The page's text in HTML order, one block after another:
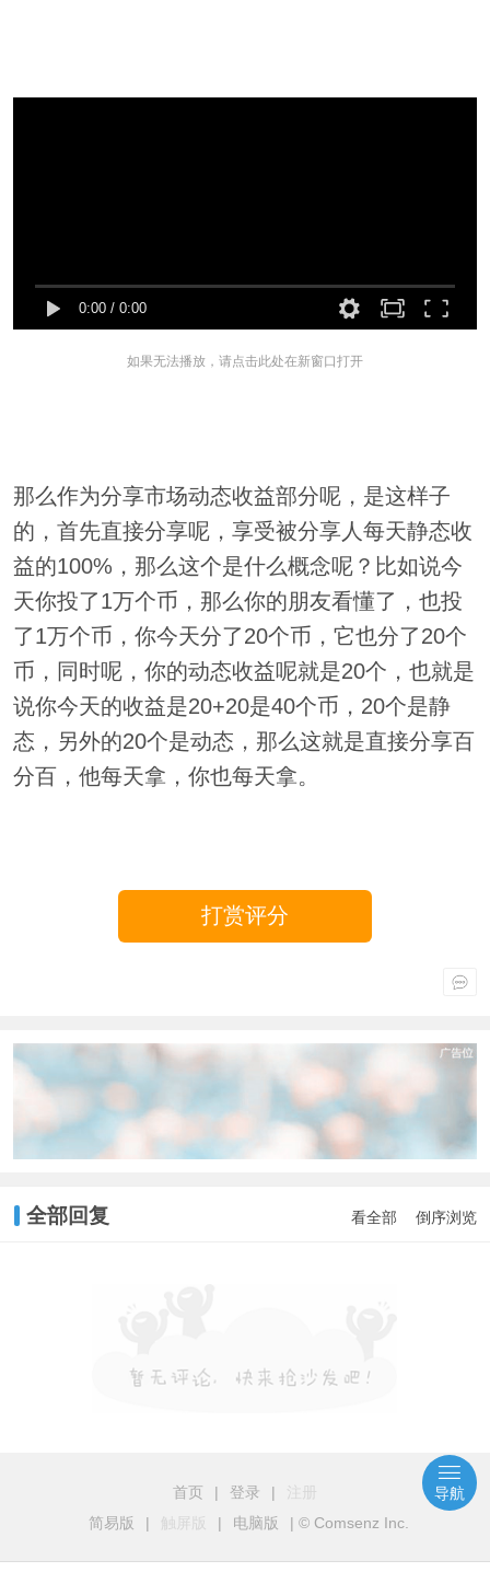
0:00/ 0:00
如果无法播放，请点击此处在新窗口打开
那么作为分享市场动态收益部分呢，是这样子
的，首先直接分享呢，享受被分享人每天静态收
益的100%，那么这个是什么概念呢？比如说今
天你投了1万个币，那么你的朋友看懂了，也投
了1万个币，你今天分了20个币，它也分了20个
币，同时呢，你的动态收益呢就是20个，也就是
说你今天的收益是20+20是40个币，20个是静
态，另外的20个是动态，那么这就是直接分享百
分百，他每天拿，你也每天拿。
打赏评分
全部回复 看全部 倒序浏览
首页 | 登录 |
简易版
| 触屏版 | 电脑版 | © Comsenz Inc.
导航